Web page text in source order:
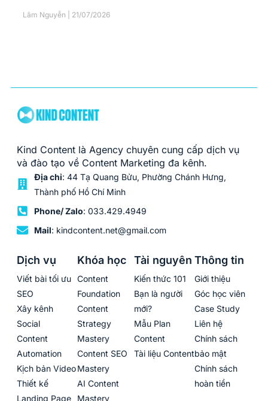
Lâm Nguyễn 21/07/2026
Kind Content là Agency chuyên cung cấp dịch vụ
và đào tạo về Content Marketing đa kênh.
Địa chỉ: 44 Tạ Quang Bửu, Phường Chánh Hưng,
Thành phố Hồ Chí Minh
Phone/ Zalo: 033.429.4949
Mail: kindcontent.net@gmail.com
Dịch vụ
Viết bài tối ưu
SEO
Xây kênh
Social
Content
Automation
Kịch bản Video
Thiết kế
Landing Page
Khóa học
Content
Foundation
Content
Strategy
Mastery
Content SEO
Mastery
AI Content
Mastery
Tài nguyên
Kiến thức 101
Bạn là người
mới?
Mẫu Plan
Content
Tài liệu Content
Thông tin
Giới thiệu
Góc học viên
Case Study
Liên hệ
Chính sách
bảo mật
Chính sách
hoàn tiền